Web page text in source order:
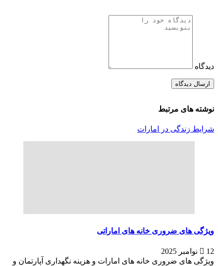
دیدگاه
نوشته های مرتبط
شرایط زندگی در امارات
ویژگی های ضروری خانه های اماراتی
12 نوامبر 2025
ویژگی های ضروری خانه های امارات و هزینه نگهداری آپارتمان و